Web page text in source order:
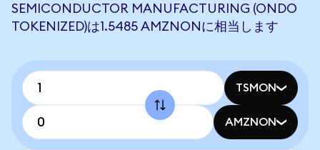
SEMICONDUCTOR MANUFACTURING (ONDO
TOKENIZED)は1.5485 AMZNONに相当します
TSMON
AMZNON